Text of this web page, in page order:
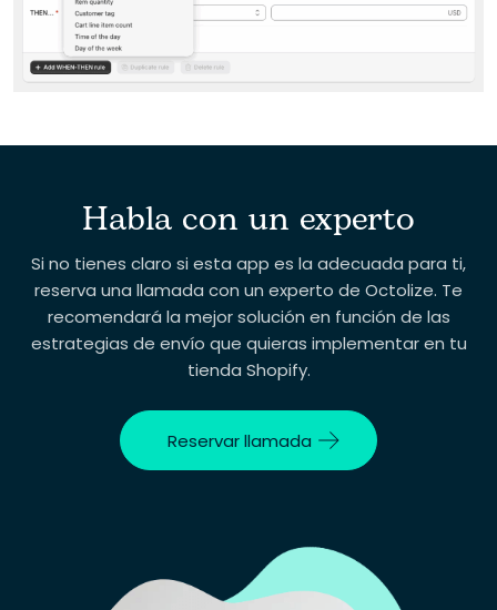
Habla con un experto
Si no tienes claro si esta app es la adecuada para ti,
reserva una llamada con un experto de Octolize. Te
recomendará la mejor solución en función de las
estrategias de envío que quieras implementar en tu
tienda Shopify.
Reservar llamada